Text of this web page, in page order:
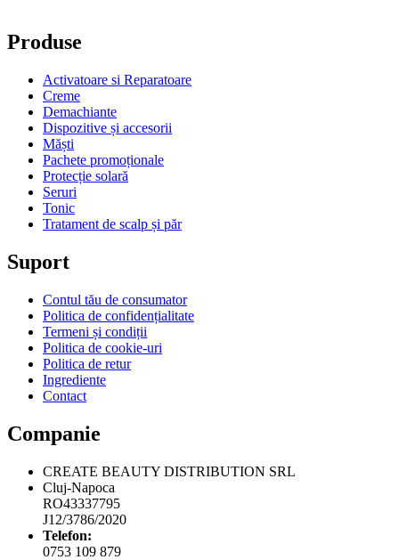
Produse
Activatoare si Reparatoare
Creme
Demachiante
Dispozitive și accesorii
Măști
Pachete promoționale
Protecție solară
Seruri
Tonic
Tratament de scalp și păr
Suport
Contul tău de consumator
Politica de confidențialitate
Termeni și condiții
Politica de cookie-uri
Politica de retur
Ingrediente
Contact
Companie
CREATE BEAUTY DISTRIBUTION SRL
Cluj-Napoca
RO43337795
J12/3786/2020
Telefon:
0753 109 879